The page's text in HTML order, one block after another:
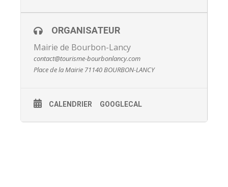
ORGANISATEUR
Mairie de Bourbon-Lancy
contact@tourisme-bourbonlancy.com
Place de la Mairie 71140 BOURBON-LANCY
CALENDRIER GOOGLECAL